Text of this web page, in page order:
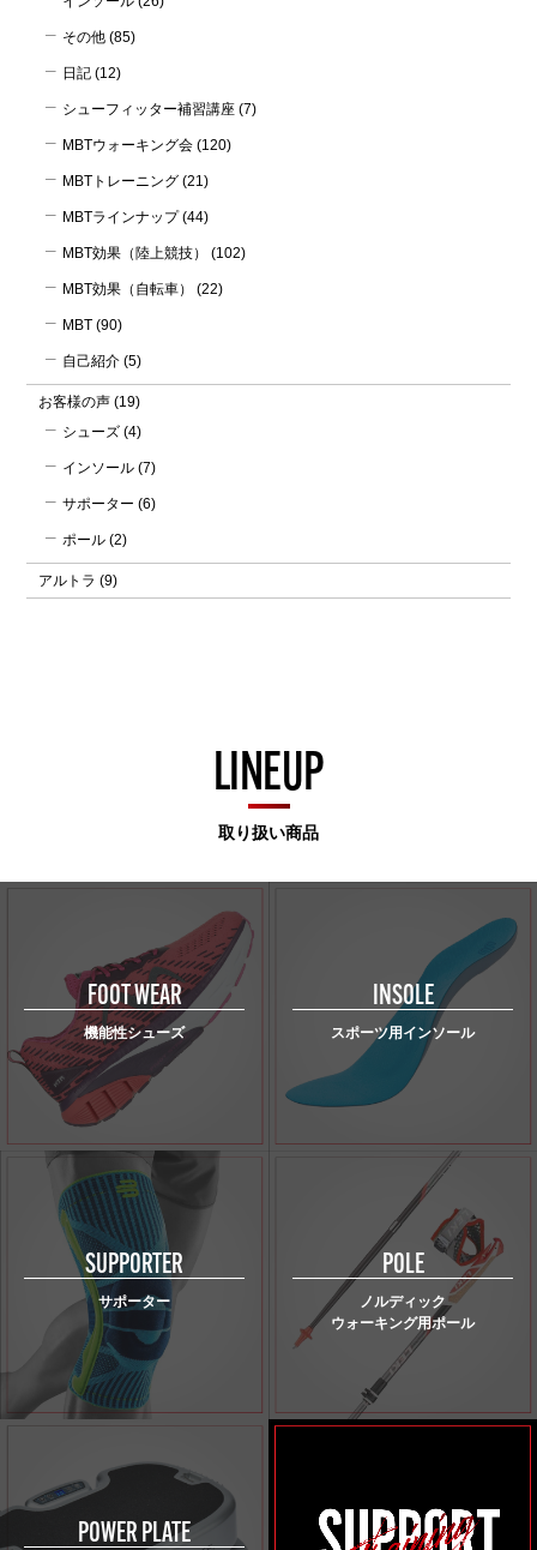
その他 (85)
日記 (12)
シューフィッター補習講座 (7)
MBTウォーキング会 (120)
MBTトレーニング (21)
MBTラインナップ(44)
MBT効果（陸上競技） (102)
MBT効果（自転車） (22)
MBT (90)
自己紹介 (5)
お客様の声 (19)
シューズ (4)
インソール (7)
サポーター (6)
ポール (2)
アルトラ (9)
LINEUP
取り扱い商品
FOOT WEAR
機能性シューズ
INSOLE
スポーツ用インソール
SUPPORTER
サポーター
POLE
ノルディック
ウォーキング用ポール
POWER PLATE